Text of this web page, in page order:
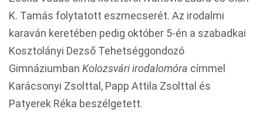
K. Tamás folytatott eszmecserét. Az irodalmi
karaván keretében pedig október 5-én a szabadkai
Kosztolányi Dezső Tehetséggondozó
Gimnáziumban Kolozsvári irodalomóra címmel
Karácsonyi Zsolttal, Papp Attila Zsolttal és
Patyerek Réka beszélgetett.